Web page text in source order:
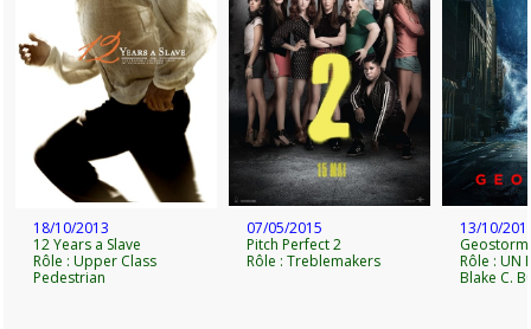
18/10/2013
12 Years a Slave
Rôle : Upper Class
Pedestrian
07/05/2015
Pitch Perfect 2
Rôle : Treblemakers
13/10/
Geostorm
Rôle : UN
Blake C.